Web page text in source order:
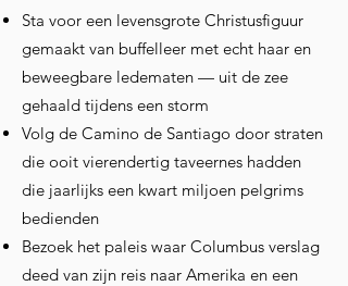
Sta voor een levensgrote Christusfiguur
gemaakt van buffelleer met echt haar en
beweegbare ledematen — uit de zee
gehaald tijdens een storm
Volg de Camino de Santiago door straten
die ooit vierendertig taveernes hadden
die jaarlijks een kwart miljoen pelgrims
bedienden
Bezoek het paleis waar Columbus verslag
deed van zijn reis naar Amerika en een